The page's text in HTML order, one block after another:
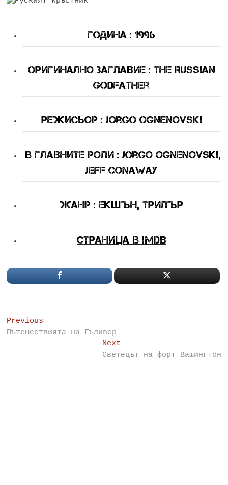
Година : 1996
Оригинално Заглавие : The Russian
Godfather
Режисьор : Jorgo Ognenovski
В Главните Роли : Jorgo Ognenovski,
Jeff Conaway
Жанр : екшън, трилър
Страница в IMDB
Post
navigation
Previous
post:
Пътешествията на Гъливер
NextNext
post:
Светецът на форт Вашингтон